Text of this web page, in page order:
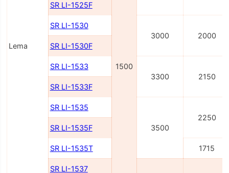
Lema
1500
SR LI-1525F
SR LI-1530
3000
2000
SR LI-1530F
SR LI-1533
3300
2150
SR LI-1533F
SR LI-1535
3500
2250
SR LI-1535F
SR LI-1535T 1715
SR LI-1537